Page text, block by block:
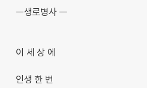
ㅡ생로병사 ㅡ
이 세 상 에
인생 한 번